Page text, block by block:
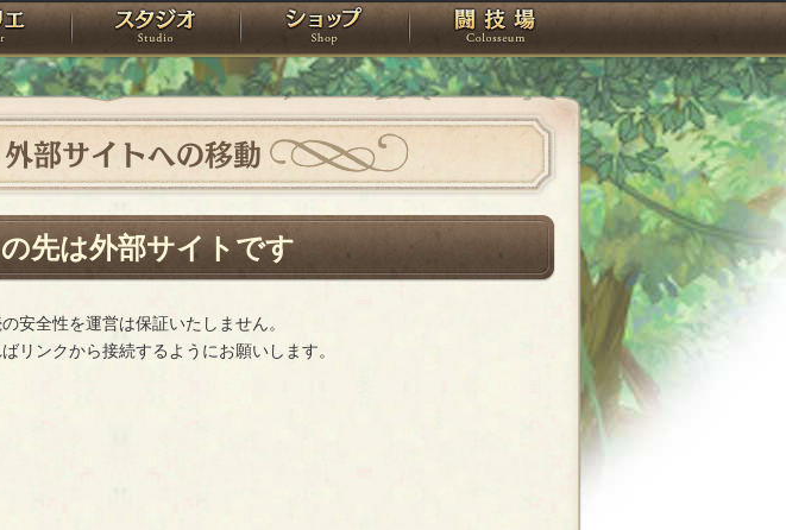
アトリエ スタジオ ショップ 闘技場
外部サイトへの移動
先は外部サイトです
安全性を運営は保証いたしません。
リンクから接続するようにお願いします。